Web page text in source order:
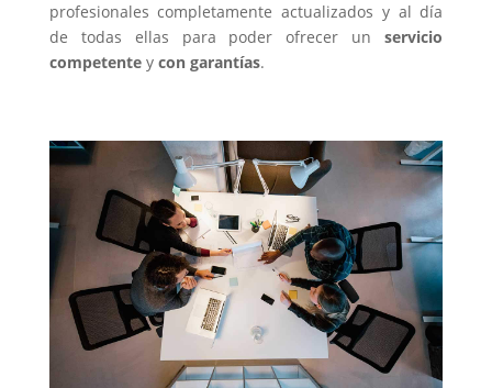
profesionales completamente actualizados y al día
de todas ellas para poder ofrecer unservicio
competentey con garantías.